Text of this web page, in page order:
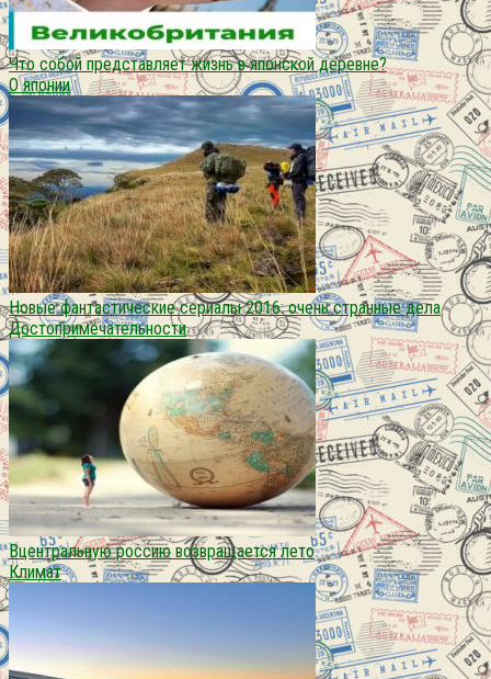
Что собой представляет жизнь в японской деревне?
О японии
Новые фантастические сериалы 2016: очень странные дела
Достопримечательности
Вцентральную россию возвращается лето
Климат